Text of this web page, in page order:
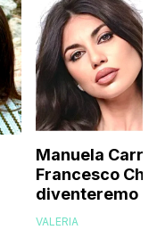
Manuela
Francesco
diventeremo
avanzata,
VALERIA